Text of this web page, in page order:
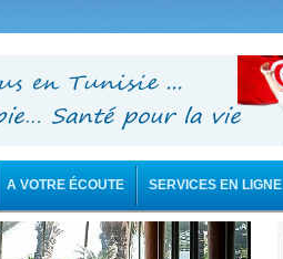
A VOTRE ÉCOUTE SERVICES EN LIGNE